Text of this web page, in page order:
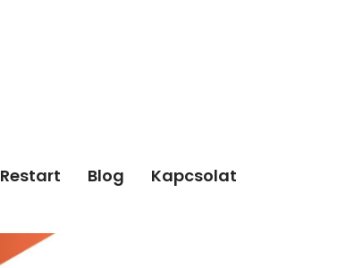
Restart Blog Kapcsolat